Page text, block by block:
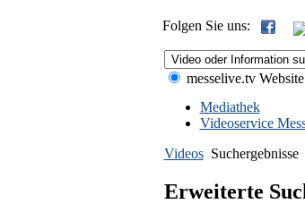
Folgen Sie uns:
messelive.tv Website
Mediathek
Videoservice
Videos Suchergebnisse
Erweiterte